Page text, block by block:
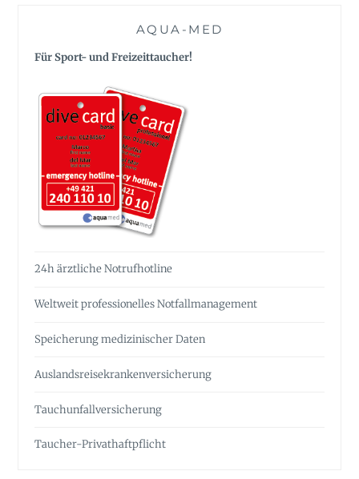
AQUA-MED
Für Sport- und Freizeittaucher!
24h ärztliche Notrufhotline
Weltweit professionelles Notfall­management
Speicherung medizinischer Daten
Auslandsreise­krankenversicherung
Tauchunfall­versicherung
Taucher-Privathaftpflicht